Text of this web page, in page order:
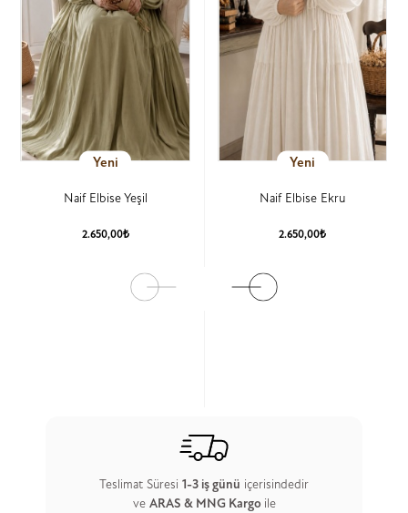
Yeni
Naif Elbise Yeşil
2.650,00₺
Yeni
Naif Elbise Ekru
2.650,00₺
Teslimat Süresi 1-3 iş günü içerisindedir
ve ARAS & MNG Kargo ile